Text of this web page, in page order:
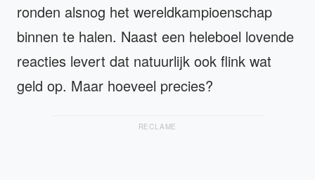
ronden alsnog het wereldkampioenschap
binnen te halen. Naast een heleboel lovende
reacties levert dat natuurlijk ook flink wat
geld op. Maar hoeveel precies?
RECLAME